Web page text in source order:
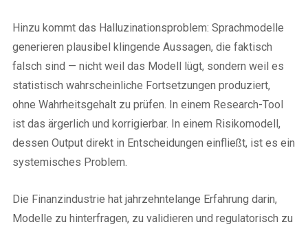
Hinzu kommt das Halluzinationsproblem: Sprachmodelle
generieren plausibel klingende Aussagen, die faktisch
falsch sind — nicht weil das Modell lügt, sondern weil es
statistisch wahrscheinliche Fortsetzungen produziert,
ohne Wahrheitsgehalt zu prüfen. In einem Research-Tool
ist das ärgerlich und korrigierbar. In einem Risikomodell,
dessen Output direkt in Entscheidungen einfließt, ist es ein
systemisches Problem.
Die Finanzindustrie hat jahrzehntelange Erfahrung darin,
Modelle zu hinterfragen, zu validieren und regulatorisch zu